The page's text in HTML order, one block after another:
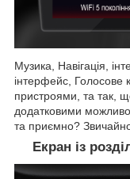
Музика, Навігація,
інтерфейс, Голосове
пристроями, та так,
додатковими
та приємно?
Екран із